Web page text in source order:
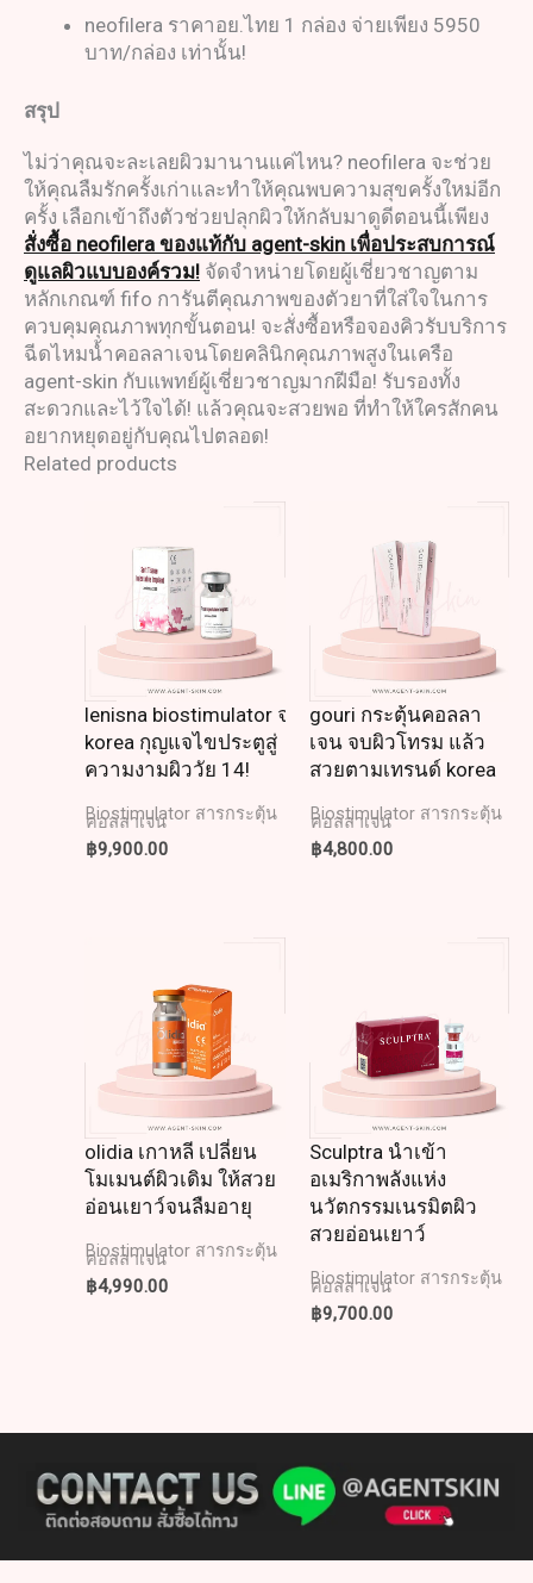
neofilera ราคาอย.ไทย 1 กล่อง จ่ายเพียง 5950
บาท/กล่อง เท่านั้น!
สรุป
ไม่ว่าคุณจะละเลยผิวมานานแค่ไหน? neofilera จะช่วย
ให้คุณลืมรักครั้งเก่าและทำให้คุณพบความสุขครั้งใหม่อีก
ครั้ง เลือกเข้าถึงตัวช่วยปลุกผิวให้กลับมาดูดีตอนนี้เพียง
สั่งซื้อ neofilera ของแท้กับ agent-skin เพื่อประสบการณ์
ดูแลผิวแบบองค์รวม! จัดจำหน่ายโดยผู้เชี่ยวชาญตาม
หลักเกณฑ์ fifo การันตีคุณภาพของตัวยาที่ใส่ใจในการ
ควบคุมคุณภาพทุกขั้นตอน! จะสั่งซื้อหรือจองคิวรับบริการ
ฉีดไหมน้ำคอลลาเจนโดยคลินิกคุณภาพสูงในเครือ
agent-skin กับแพทย์ผู้เชี่ยวชาญมากฝีมือ! รับรองทั้ง
สะดวกและไว้ใจได้! แล้วคุณจะสวยพอ ที่ทำให้ใครสักคน
อยากหยุดอยู่กับคุณไปตลอด!
Related products
lenisna biostimulator จาก
korea กุญแจไขประตูสู่
ความงามผิววัย 14!
Biostimulator สารกระตุ้น
คอลลาเจน
฿9,900.00
gouri กระตุ้นคอลลา
เจน จบผิวโทรม แล้ว
สวยตามเทรนด์ korea
Biostimulator สารกระตุ้น
คอลลาเจน
฿4,800.00
olidia เกาหลี เปลี่ยน
โมเมนต์ผิวเดิม ให้สวย
อ่อนเยาว์จนลืมอายุ
Biostimulator สารกระตุ้น
คอลลาเจน
฿4,990.00
Sculptra นำเข้า
อเมริกาพลังแห่ง
นวัตกรรมเนรมิตผิว
สวยอ่อนเยาว์
Biostimulator สารกระตุ้น
คอลลาเจน
฿9,700.00